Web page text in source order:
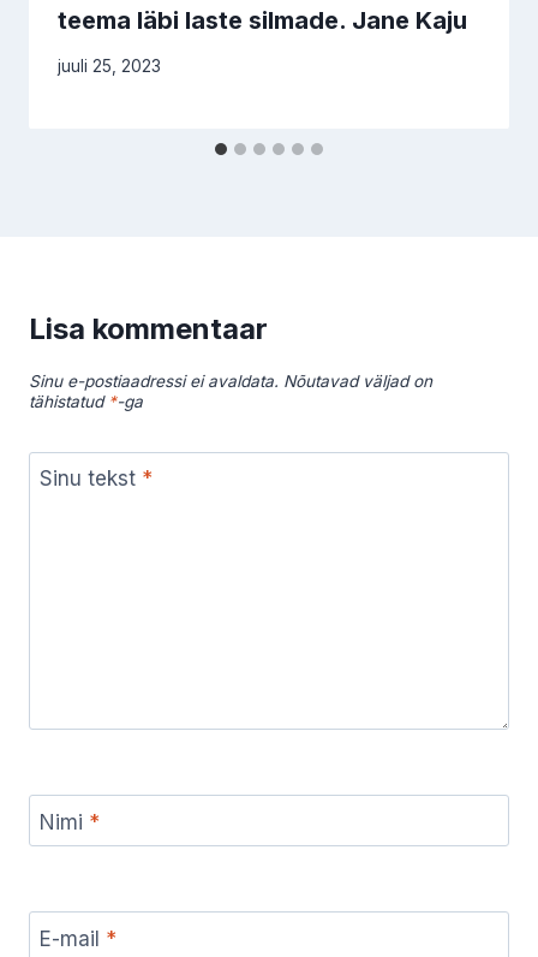
teema läbi laste silmade. Jane Kaju
juuli 25, 2023
Lisa kommentaar
Sinu e-postiaadressi ei avaldata. Nõutavad väljad on
tähistatud *-ga
Sinu tekst *
Nimi *
E-mail *